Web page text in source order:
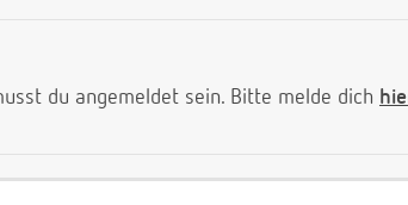
du angemeldet sein. Bitte melde dich